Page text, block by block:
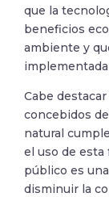
que la
beneficios
ambiente y
Cabe
concebidos
natural
el uso de
público es
disminuir la